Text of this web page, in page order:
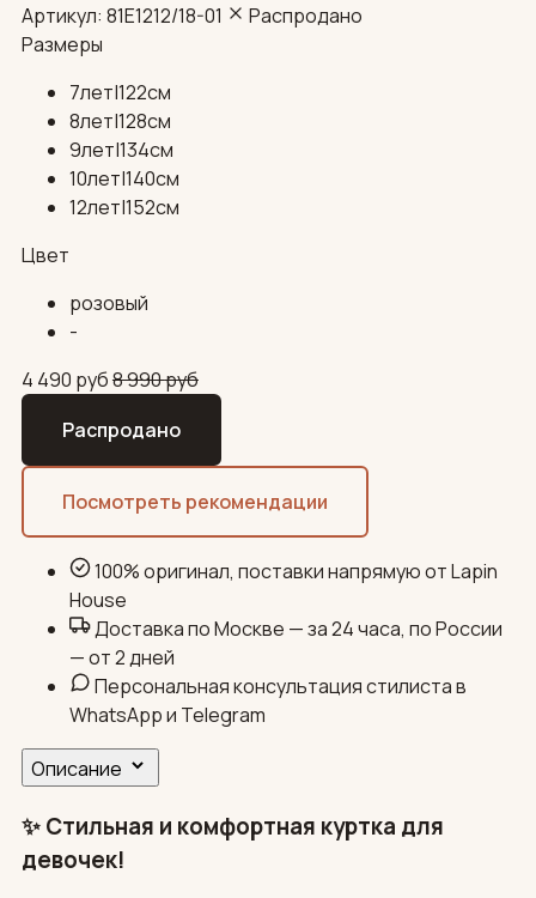
Артикул: 81E1212/18-01
Распродано
Размеры
7лет|122см
8лет|128см
9лет|134см
10лет|140см
12лет|152см
Цвет
розовый
-
4 490 руб8 990руб
Распродано
Посмотреть рекомендации
100% оригинал, поставки напрямую от Lapin
House
Доставка по Москве — за 24 часа, по России
— от 2 дней
Персональная консультация стилиста в
WhatsApp и Telegram
Описание
✨ Стильная и комфортная куртка для
девочек!